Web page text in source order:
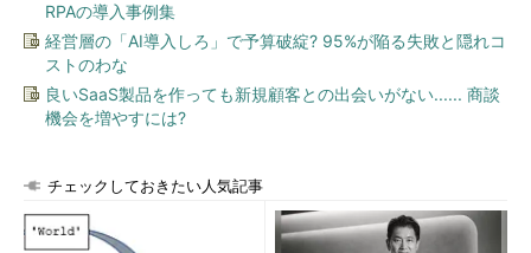
http://www.metaeureka.co
m/
Query Application
まずは先ほど博君が使っていたHoverIPをインストールするこ
とにします。
RPAの導入事例集
経営層の「AI導入しろ」で予算破綻? 95%が陥る失敗と隠れコ
ストのわな
良いSaaS製品を作っても新規顧客との出会いがない...... 商談
機会を増やすには?
チェックしておきたい人気記事